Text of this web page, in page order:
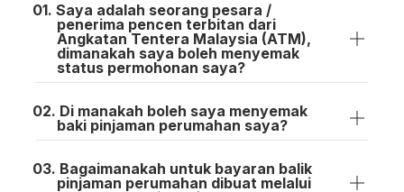
Saya adalah seorang pesara /
penerima pencen terbitan dari
Angkatan Tentera Malaysia (ATM),
dimanakah saya boleh menyemak
status permohonan saya?
Di manakah boleh saya menyemak
baki pinjaman perumahan saya?
Bagaimanakah untuk bayaran balik
pinjaman perumahan dibuat melalui